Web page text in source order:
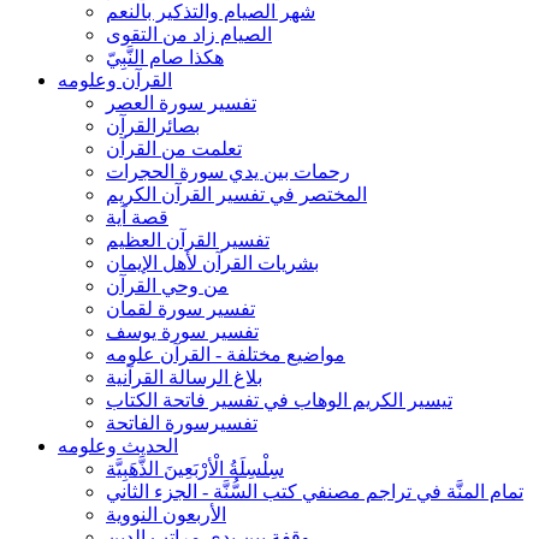
شهر الصيام والتذكير بالنعم
الصيام زاد من التقوى
هكذا صام النَّبِيّ
القرآن وعلومه
تفسير سورة العصر
بصائرالقرآن
تعلمت من القرآن
رحمات بين يدي سورة الحجرات
المختصر في تفسير القرآن الكريم
قصة آية
تفسير القرآن العظيم
بشريات القرآن لأهل الإيمان
من وحي القرآن
تفسير سورة لقمان
تفسير سورة يوسف
مواضيع مختلفة - القرآن علومه
بلاغ الرسالة القرآنية
تيسير الكريم الوهاب في تفسير فاتحة الكتاب
تفسيرسورة الفاتحة
الحديث وعلومه
سِلْسِلَةُ الْأرْبَعِينَ الذَّهَبِيَّة
تمام المنَّة في تراجم مصنفي كتب السُّنَّة - الجزء الثاني
الأربعون النووية